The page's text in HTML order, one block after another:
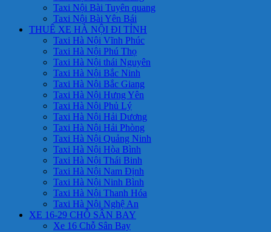
Taxi Nội Bài Tuyên quang
Taxi Nội Bài Yên Bái
THUÊ XE HÀ NỘI ĐI TỈNH
Taxi Hà Nội Vĩnh Phúc
Taxi Hà Nội Phú Thọ
Taxi Hà Nội thái Nguyên
Taxi Hà Nội Bắc Ninh
Taxi Hà Nội Bắc Giang
Taxi Hà Nội Hưng Yên
Taxi Hà Nội Phủ Lý
Taxi Hà Nội Hải Dương
Taxi Hà Nội Hải Phòng
Taxi Hà Nội Quảng Ninh
Taxi Hà Nội Hòa Bình
Taxi Hà Nội Thái Binh
Taxi Hà Nội Nam Định
Taxi Hà Nội Ninh Bình
Taxi Hà Nội Thanh Hóa
Taxi Hà Nội Nghệ An
XE 16-29 CHỖ SÂN BAY
Xe 16 Chỗ Sân Bay